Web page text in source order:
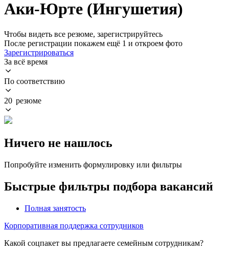
Аки-Юрте (Ингушетия)
Чтобы видеть все резюме, зарегистрируйтесь
После регистрации покажем ещё 1 и откроем фото
Зарегистрироваться
За всё время
По соответствию
20 резюме
Ничего не нашлось
Попробуйте изменить формулировку или фильтры
Быстрые фильтры подбора вакансий
Полная занятость
Корпоративная поддержка сотрудников
Какой соцпакет вы предлагаете семейным сотрудникам?